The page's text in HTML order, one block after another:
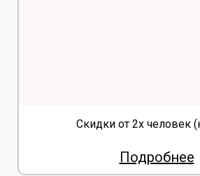
Скидки от 2х человек
Подробнее